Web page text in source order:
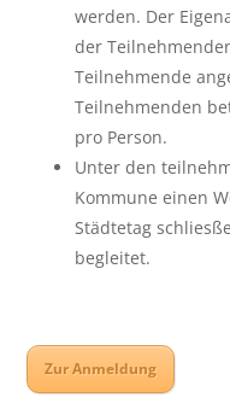
werden. Der
der
Teilnehmende
Teilnehmenden
pro Person.
Unter den
Kommune einen
Städtetag
begleitet.
Zur Anmeldung